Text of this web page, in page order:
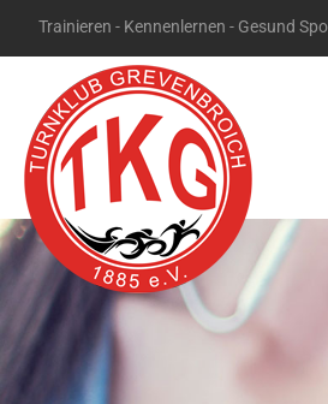
Trainieren - Kennenlernen - Gesund